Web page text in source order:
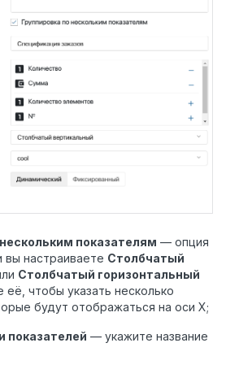
показателям — опция
вы настраиваете Столбчатый
Столбчатый горизонтальный
её, чтобы указать несколько
будут отображаться на оси X;
показателей — укажите название